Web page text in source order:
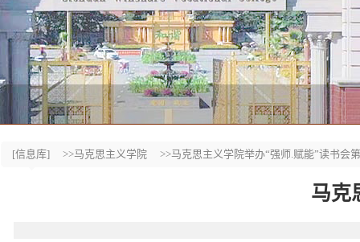
[信息库] >>马克思主义学院 >>马克思主义学院举办“强师.赋能”读书会
马克